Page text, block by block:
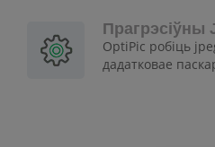
Прагрэсіўны
OptiPic робіць
дадатковае